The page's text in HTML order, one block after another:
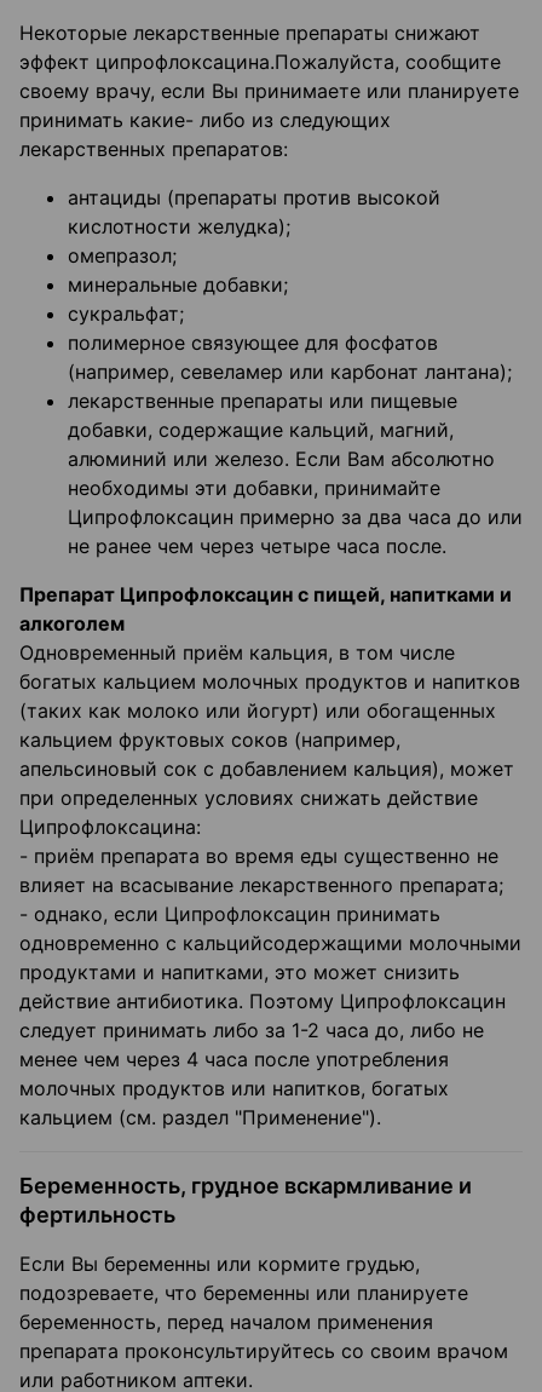
Некоторые лекарственные препараты снижают
эффект ципрофлоксацина.Пожалуйста, сообщите
своему врачу, если Вы принимаете или планируете
принимать какие- либо из следующих
лекарственных препаратов:
антациды (препараты против высокой
кислотности желудка);
омепразол;
минеральные добавки;
сукральфат;
полимерное связующее для фосфатов
(например, севеламер или карбонат лантана);
лекарственные препараты или пищевые
добавки, содержащие кальций, магний,
алюминий или железо. Если Вам абсолютно
необходимы эти добавки, принимайте
Ципрофлоксацин примерно за два часа до или
не ранее чем через четыре часа после.
Препарат Ципрофлоксацин с пищей, напитками и
алкоголем
Одновременный приём кальция, в том числе
богатых кальцием молочных продуктов и напитков
(таких как молоко или йогурт) или обогащенных
кальцием фруктовых соков (например,
апельсиновый сок с добавлением кальция), может
при определенных условиях снижать действие
Ципрофлоксацина:
- приём препарата во время еды существенно не
влияет на всасывание лекарственного препарата;
- однако, если Ципрофлоксацин принимать
одновременно с кальцийсодержащими молочными
продуктами и напитками, это может снизить
действие антибиотика. Поэтому Ципрофлоксацин
следует принимать либо за 1-2 часа до, либо не
менее чем через 4 часа после употребления
молочных продуктов или напитков, богатых
кальцием (см. раздел "Применение").
Беременность, грудное вскармливание и
фертильность
Если Вы беременны или кормите грудью,
подозреваете, что беременны или планируете
беременность, перед началом применения
препарата проконсультируйтесь со своим врачом
или работником аптеки.